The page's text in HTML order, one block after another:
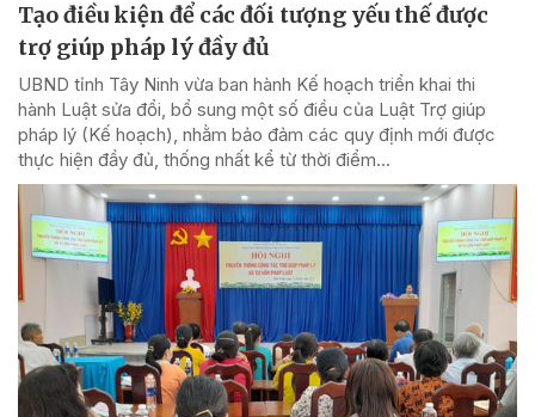
Tạo điều kiện để các đối tượng yếu thế được
trợ giúp pháp lý đầy đủ
UBND tỉnh Tây Ninh vừa ban hành Kế hoạch triển khai thi
hành Luật sửa đổi, bổ sung một số điều của Luật Trợ giúp
pháp lý (Kế hoạch), nhằm bảo đảm các quy định mới được
thực hiện đầy đủ, thống nhất kể từ thời điểm...